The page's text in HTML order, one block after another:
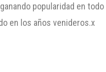
popularidad en
en los años venideros.x